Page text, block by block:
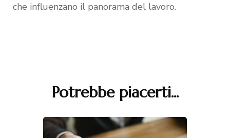
che influenzano il panorama del lavoro.
Potrebbe piacerti...